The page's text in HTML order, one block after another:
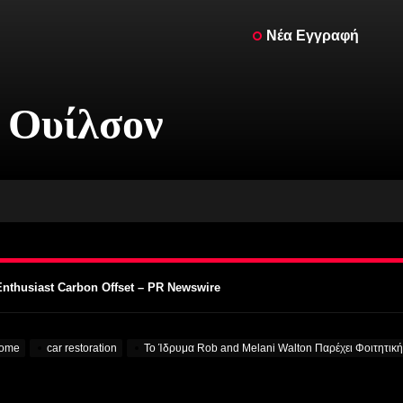
Νέα Εγγραφή
Permco AMA Vintage Motorcycle Days 2023 – Cycle News
Carbon Offset – PR Newswire
car restoration Το Ίδρυμα Rob and Melani Walton Παρέχει